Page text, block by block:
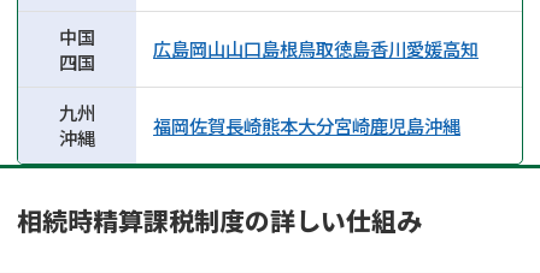
中国
四国
広島岡山山口島根鳥取徳島香川愛媛高知
九州
沖縄
福岡佐賀長崎熊本大分宮崎鹿児島沖縄
相続時精算課税制度の詳しい仕組み